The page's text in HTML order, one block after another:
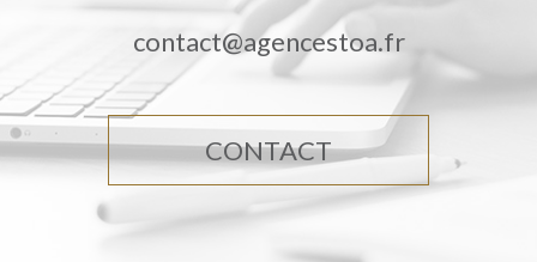
contact@agencestoa.fr
CONTACT